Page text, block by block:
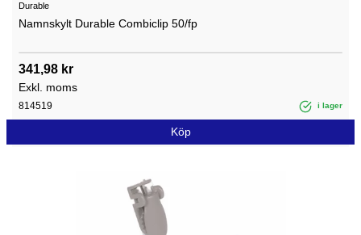
Durable
Namnskylt Durable Combiclip 50/fp
341,98 kr
Exkl. moms
814519 i lager
Köp